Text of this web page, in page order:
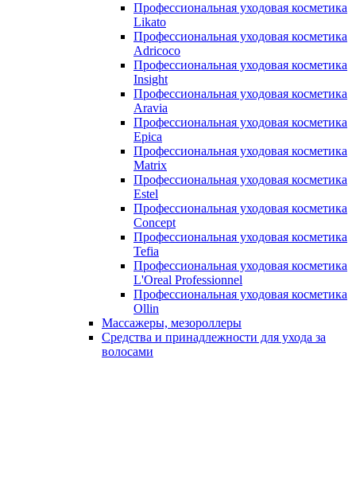
Профессиональная уходовая косметика
Likato
Профессиональная уходовая косметика
Adricoco
Профессиональная уходовая косметика
Insight
Профессиональная уходовая косметика
Aravia
Профессиональная уходовая косметика
Epica
Профессиональная уходовая косметика
Matrix
Профессиональная уходовая косметика
Estel
Профессиональная уходовая косметика
Concept
Профессиональная уходовая косметика
Tefia
Профессиональная уходовая косметика
L'Oreal Professionnel
Профессиональная уходовая косметика
Ollin
Массажеры, мезороллеры
Средства и принадлежности для ухода за
волосами